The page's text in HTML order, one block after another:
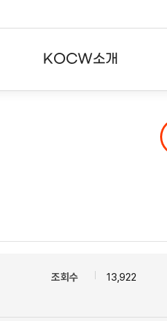
KOCW소개
조회수 13,922